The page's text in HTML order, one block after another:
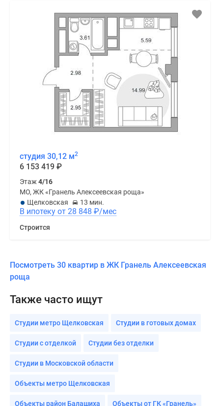
студия 30,12 м2
6 153 419 ₽
Этаж4/16
МО, ЖК «Гранель Алексеевская роща»
Щелковская
13 мин.
В ипотеку от 28 848 ₽/мес
Строится
Посмотреть 30 квартир в ЖК Гранель Алексеевская
роща
Также часто ищут
Студии метро Щелковская Студии в готовых домах
Студии с отделкой Студии без отделки
Студии в Московской области
Объекты метро Щелковская
Объекты район Балашиха Объекты от ГК «Гранель»